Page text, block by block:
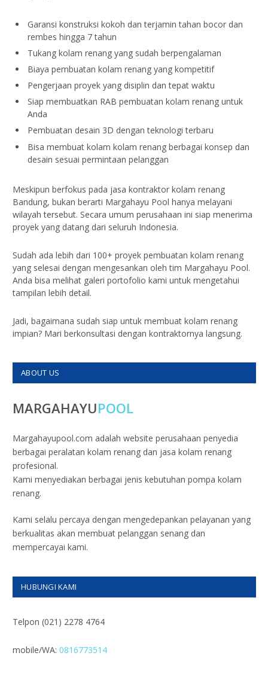
Garansi konstruksi kokoh dan terjamin tahan bocor dan
rembes hingga 7 tahun
Tukang kolam renang yang sudah berpengalaman
Biaya pembuatan kolam renang yang kompetitif
Pengerjaan proyek yang disiplin dan tepat waktu
Siap membuatkan RAB pembuatan kolam renang untuk
Anda
Pembuatan desain 3D dengan teknologi terbaru
Bisa membuat kolam kolam renang berbagai konsep dan
desain sesuai permintaan pelanggan
Meskipun berfokus pada jasa kontraktor kolam renang
Bandung, bukan berarti Margahayu Pool hanya melayani
wilayah tersebut. Secara umum perusahaan ini siap menerima
proyek yang datang dari seluruh Indonesia.
Sudah ada lebih dari 100+ proyek pembuatan kolam renang
yang selesai dengan mengesankan oleh tim Margahayu Pool.
Anda bisa melihat galeri portofolio kami untuk mengetahui
tampilan lebih detail.
Jadi, bagaimana sudah siap untuk membuat kolam renang
impian? Mari berkonsultasi dengan kontraktornya langsung.
ABOUT US
MARGAHAYUPOOL
Margahayupool.com adalah website perusahaan penyedia
berbagai peralatan kolam renang dan jasa kolam renang
profesional.
Kami menyediakan berbagai jenis kebutuhan pompa kolam
renang.
Kami selalu percaya dengan mengedepankan pelayanan yang
berkualitas akan membuat pelanggan senang dan
mempercayai kami.
HUBUNGI KAMI
Telpon (021) 2278 4764
mobile/WA: 0816773514